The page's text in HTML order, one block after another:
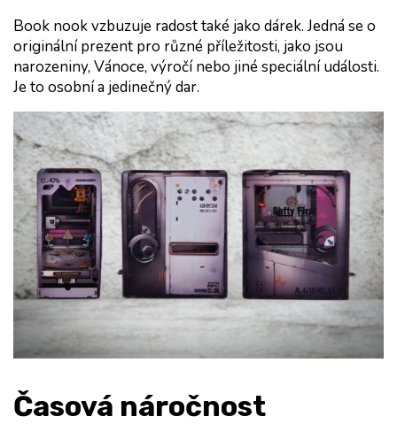
Book nook vzbuzuje radost také jako dárek. Jedná se o
originální prezent pro různé příležitosti, jako jsou
narozeniny, Vánoce, výročí nebo jiné speciální události.
Je to osobní a jedinečný dar.
Časová náročnost